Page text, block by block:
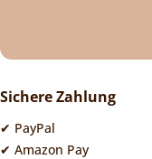
Sichere Zahlung
✔ PayPal
✔ Amazon Pay